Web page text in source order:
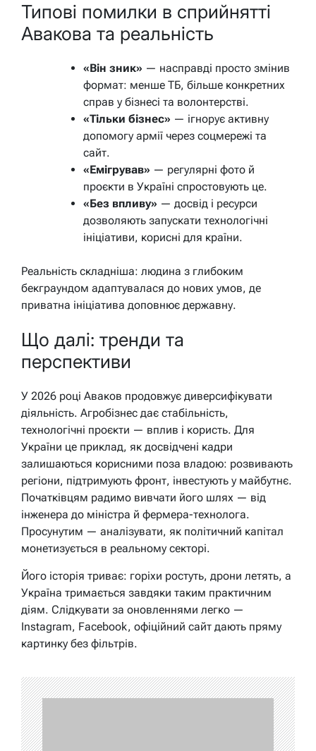
Типові помилки в сприйнятті
Авакова та реальність
«Він зник» — насправді просто змінив
формат: менше ТБ, більше конкретних
справ у бізнесі та волонтерстві.
«Тільки бізнес» — ігнорує активну
допомогу армії через соцмережі та
сайт.
«Емігрував» — регулярні фото й
проєкти в Україні спростовують це.
«Без впливу» — досвід і ресурси
дозволяють запускати технологічні
ініціативи, корисні для країни.
Реальність складніша: людина з глибоким
бекграундом адаптувалася до нових умов, де
приватна ініціатива доповнює державну.
Що далі: тренди та
перспективи
У 2026 році Аваков продовжує диверсифікувати
діяльність. Агробізнес дає стабільність,
технологічні проєкти — вплив і користь. Для
України це приклад, як досвідчені кадри
залишаються корисними поза владою: розвивають
регіони, підтримують фронт, інвестують у майбутнє.
Початківцям радимо вивчати його шлях — від
інженера до міністра й фермера-технолога.
Просунутим — аналізувати, як політичний капітал
монетизується в реальному секторі.
Його історія триває: горіхи ростуть, дрони летять, а
Україна тримається завдяки таким практичним
діям. Слідкувати за оновленнями легко —
Instagram, Facebook, офіційний сайт дають пряму
картинку без фільтрів.